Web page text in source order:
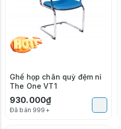
Ghế họp chân quỳ đệm nỉ
The One VT1
930.000₫
Đã bán 999+